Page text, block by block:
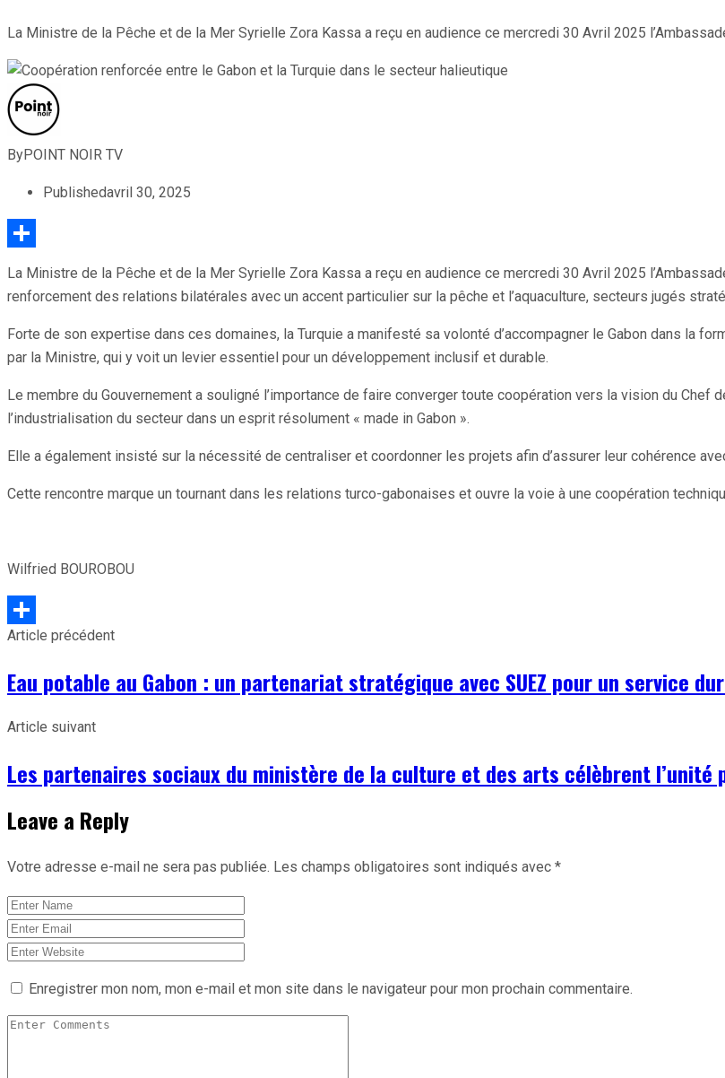
La Ministre de la Pêche et de la Mer Syrielle Zora Kassa a reçu en audience ce mercredi 30 Avril 2025
ByPOINT NOIR TV
Publishedavril 30, 2025
La Ministre de la Pêche et de la Mer Syrielle Zora Kassa a reçu en audience ce mercredi 30 Avril 2025
renforcement des relations bilatérales avec un accent particulier sur la pêche et l’aquaculture, secteurs jugés
Forte de son expertise dans ces domaines, la Turquie a manifesté sa volonté d’accompagner le Gabon dans la
par la Ministre, qui y voit un levier essentiel pour un développement inclusif et durable.
Le membre du Gouvernement a souligné l’importance de faire converger toute coopération vers la vision du Chef
l’industrialisation du secteur dans un esprit résolument « made in Gabon ».
Elle a également insisté sur la nécessité de centraliser et coordonner les projets afin d’assurer leur cohérence
Cette rencontre marque un tournant dans les relations turco-gabonaises et ouvre la voie à une coopération
Wilfried BOUROBOU
Partager
Article précédent
Eau potable au Gabon : un partenariat stratégique avec SUEZ pour un service
Article suivant
Les partenaires sociaux du ministère de la culture et des arts célèbrent l’unité
Leave a Reply
Votre adresse e-mail ne sera pas publiée. Les champs obligatoires sont indiqués avec *
Enregistrer mon nom, mon e-mail et mon site dans le navigateur pour mon prochain commentaire.